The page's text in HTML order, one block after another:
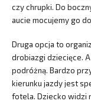
czy chrupki. Do
aucie mocujemy go
Druga opcja to
drobiazgi dziecięce.
podróżną. Bardzo
kierunku jazdy jest
fotela. Dziecko widzi